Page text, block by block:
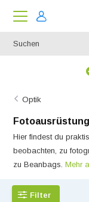
Optik
Fotoausrüstung
Hier findest du
beobachten, zu
zu Beanbags.Mehr
Filter